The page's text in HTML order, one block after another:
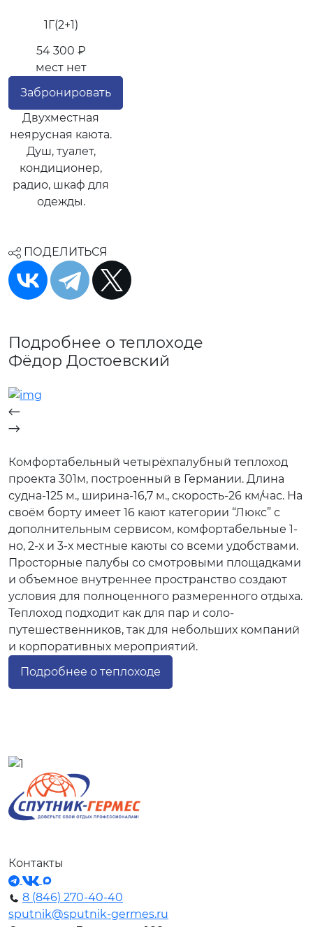
1Г(2+1)
54 300 ₽
мест нет
Забронировать
Двухместная
неярусная каюта.
Душ, туалет,
кондиционер,
радио, шкаф для
одежды.
ПОДЕЛИТЬСЯ
Подробнее о теплоходе
Фёдор Достоевский
Комфортабельный четырёхпалубный теплоход
проекта 301м, построенный в Германии. Длина
судна-125 м., ширина-16,7 м., скорость-26 км/час. На
своём борту имеет 16 кают категории “Люкс” с
дополнительным сервисом, комфортабельные 1-
но, 2-х и 3-х местные каюты со всеми удобствами.
Просторные палубы со смотровыми площадками
и объемное внутреннее пространство создают
условия для полноценного размеренного отдыха.
Теплоход подходит как для пар и соло-
путешественников, так для небольших компаний
и корпоративных мероприятий.
Подробнее о теплоходе
Контакты
8 (846) 270-40-40
sputnik@sputnik-germes.ru